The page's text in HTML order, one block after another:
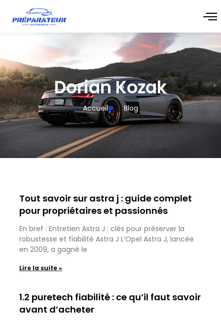
Dorian Kozak
Accueil Blog
Tout savoir sur astra j : guide complet
pour propriétaires et passionnés
En bref : Entretien Astra J : clés pour préserver la
robustesse et fiabilité Astra J L’Opel Astra J, lancée
en 2009, a gagné le
Lire la suite »
1.2 puretech fiabilité : ce qu’il faut savoir
avant d’acheter